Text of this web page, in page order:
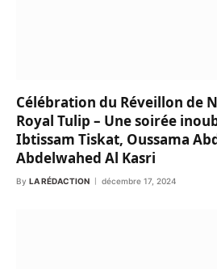
Célébration du Réveillon de
Royal Tulip – Une soirée
Ibtissam Tiskat, Oussama
Abdelwahed Al Kasri
By LA RÉDACTION décembre 17, 2024